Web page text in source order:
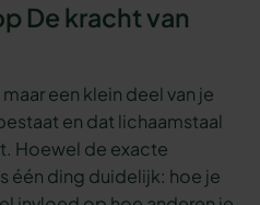
De kracht van
een klein deel van je
en dat lichaamstaal
Hoewel de exacte
één ding duidelijk: hoe je